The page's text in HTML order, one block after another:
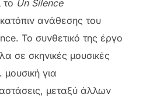
το Un Silence
ανάθεσης του
Το συνθετικό της έργο
σε σκηνικές μουσικές
για
μεταξύ άλλων